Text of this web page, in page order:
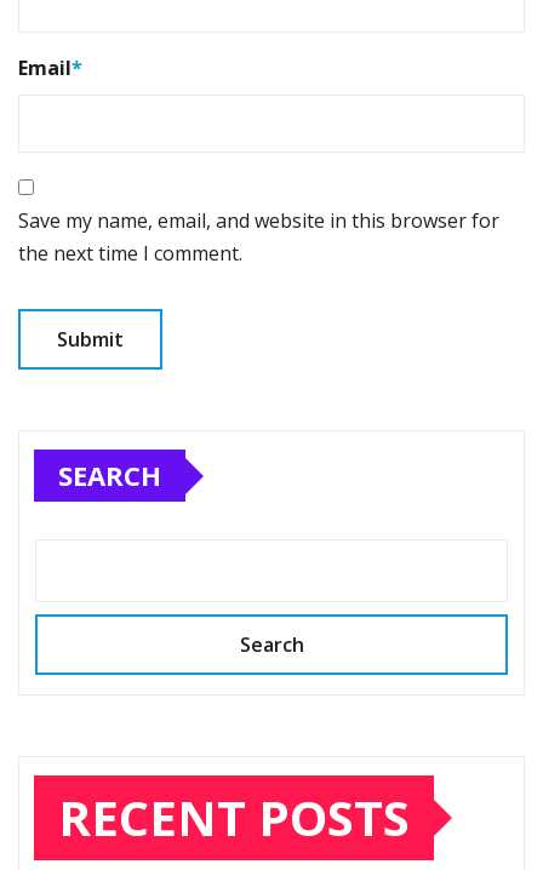
Email*
Save my name, email, and website in this browser for
the next time I comment.
SEARCH
Search
RECENT POSTS